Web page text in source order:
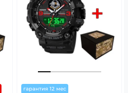
гарантия 12 мес